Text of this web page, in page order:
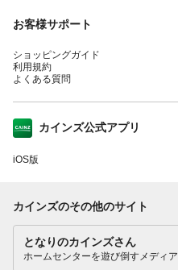
お客様サポート
ショッピングガイド
利用規約
よくある質問
カインズ公式アプリ
iOS版
カインズのその他のサイト
となりのカインズさん
ホームセンターを遊び倒すメディア